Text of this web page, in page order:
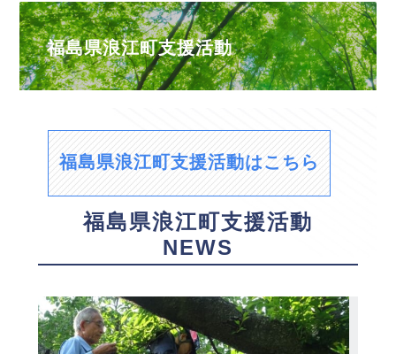
福島県浪江町支援活動
福島県浪江町支援活動はこちら
福島県浪江町支援活動
NEWS